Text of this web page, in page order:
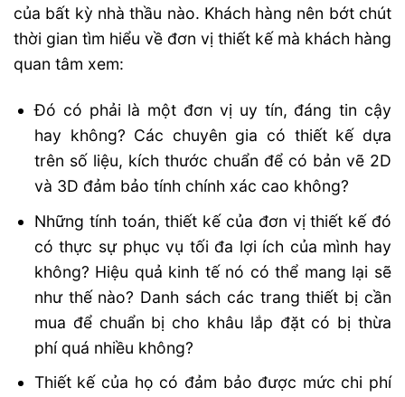
của bất kỳ nhà thầu nào. Khách hàng nên bớt chút
thời gian tìm hiểu về đơn vị thiết kế mà khách hàng
quan tâm xem:
Đó có phải là một đơn vị uy tín, đáng tin cậy
hay không? Các chuyên gia có thiết kế dựa
trên số liệu, kích thước chuẩn để có bản vẽ 2D
và 3D đảm bảo tính chính xác cao không?
Những tính toán, thiết kế của đơn vị thiết kế đó
có thực sự phục vụ tối đa lợi ích của mình hay
không? Hiệu quả kinh tế nó có thể mang lại sẽ
như thế nào? Danh sách các trang thiết bị cần
mua để chuẩn bị cho khâu lắp đặt có bị thừa
phí quá nhiều không?
Thiết kế của họ có đảm bảo được mức chi phí